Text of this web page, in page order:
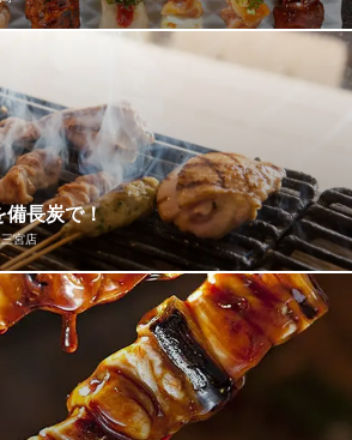
徒歩3分
通1-2-3 リアライズ生田新道ビル1F
阪発の人気鶏料理店が、地鶏の一大産
参！若い世代にも親しみやすいお洒落な
百日どり」や幻と呼ばれる「ひょうご味
庫県産地鶏を惜しみなくご提供いたしま
来の深い旨味を、思う存分味わい尽くし
STAND 野乃鳥
理
徒歩1分
通1-1-1 EKIZO神戸三宮
備長炭で！
宮店
入れ、熟練したスタッフが丁寧に備長炭で
な鶏は旨みが詰まってとってもジューシ
の焼き鳥、全22種をぜひ！そのほかの鶏料
すめします！